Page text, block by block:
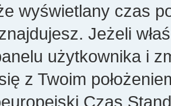
wyświetlany czas
Jeżeli
użytkownika i
z Twoim
Czas